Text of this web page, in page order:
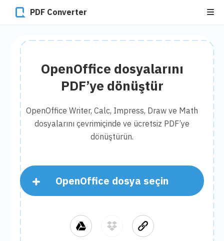
PDF Converter
OpenOffice dosyalarını
PDF’ye dönüştür
OpenOffice Writer, Calc, Impress, Draw ve Math
dosyalarını çevrimiçinde ve ücretsiz PDF’ye
dönüştürün.
OpenOffice dosya seçin